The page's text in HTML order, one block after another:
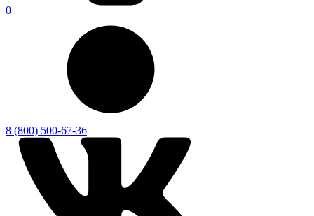
0
8 (800) 500-67-36